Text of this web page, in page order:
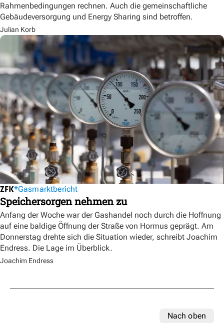
Rahmenbedingungen rechnen. Auch die gemeinschaftliche
Gebäudeversorgung und Energy Sharing sind betroffen.
Julian Korb
Gasmarktbericht
Speichersorgen nehmen zu
Anfang der Woche war der Gashandel noch durch die Hoffnung
auf eine baldige Öffnung der Straße von Hormus geprägt. Am
Donnerstag drehte sich die Situation wieder, schreibt Joachim
Endress. Die Lage im Überblick.
Joachim Endress
Nach oben